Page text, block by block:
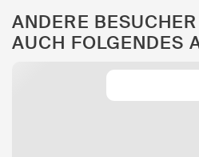
ANDERE
AUCH FOLGENDES